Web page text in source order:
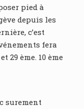
pied à
depuis les
c’est
fera
29 ème. 10 ème
surement